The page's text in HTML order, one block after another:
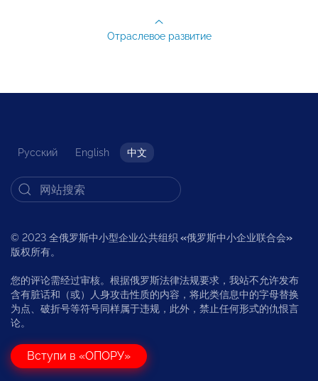
Отраслевое развитие
Русский English 中文
© 2023 全俄罗斯中小型企业公共组织 «俄罗斯中小企业联合会»
版权所有。
您的评论需经过审核。根据俄罗斯法律法规要求，我站不允许发布
含有脏话和（或）人身攻击性质的内容，将此类信息中的字母替换
为点、破折号等符号同样属于违规，此外，禁止任何形式的仇恨言
论。
Вступи в «ОПОРУ»